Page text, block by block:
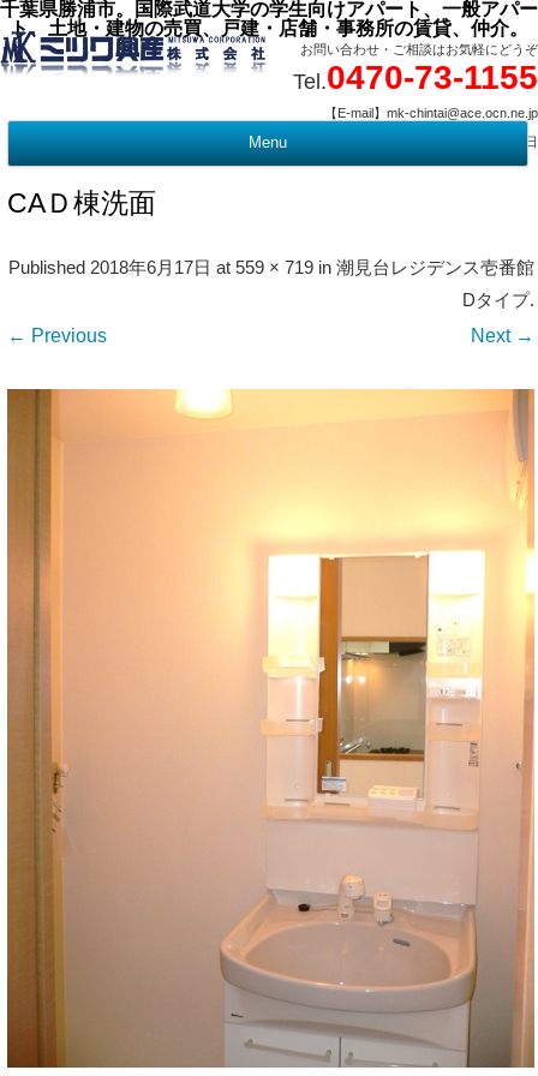
千葉県勝浦市。国際武道大学の学生向けアパート、一般アパー
ト、土地・建物の売買、戸建・店舗・事務所の賃貸、仲介。
お問い合わせ・ご相談はお気軽にどうぞ
Tel.0470-73-1155
【E-mail】mk-chintai@ace.ocn.ne.jp
【営業時間】09:00 ～ 17:15 【定 休 日】水曜・祭日
Menu
CAＤ棟洗面
Published2018年6月17日 at559 × 719 in潮見台レジデンス壱番館
Dタイプ.
← Previous Next →